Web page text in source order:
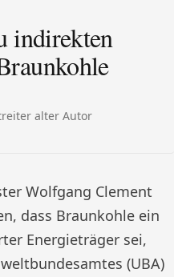
indirekten
alter Autor
Wolfgang Clement
dass Braunkohle ein
Energieträger sei,
(UBA)